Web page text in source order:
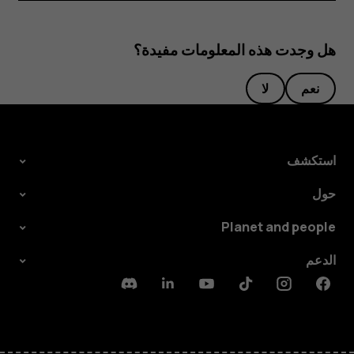
هل وجدت هذه المعلومات مفيدة؟
نعم لا
استكشف
حول
Planet and people
الدعم
Facebook
Instagram
Tiktok
Youtube
Linkedin
Discord